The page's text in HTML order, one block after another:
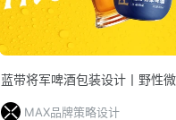
蓝带将军啤酒包装设计丨野性
MAX品牌策略设计